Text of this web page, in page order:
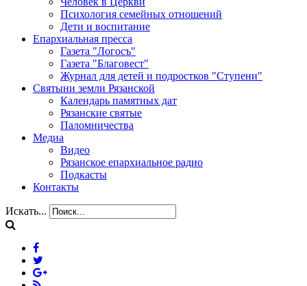
Психология семейных отношений
Дети и воспитание
Епархиальная пресса
Газета "Логосъ"
Газета "Благовест"
Журнал для детей и подростков "Ступени"
Святыни земли Рязанской
Календарь памятных дат
Рязанские святые
Паломничества
Медиа
Видео
Рязанское епархиальное радио
Подкасты
Контакты
Искать...